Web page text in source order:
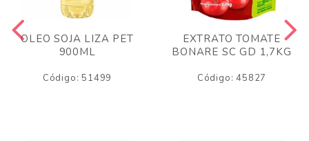
OLEO SOJA LIZA PET
900ML
Código: 51499
EXTRATO TOMATE
BONARE SC GD 1,7KG
Código: 45827